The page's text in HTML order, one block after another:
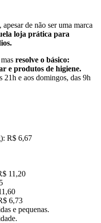
de não ser uma marca
loja prática para
resolve o básico:
e produtos de higiene.
21h e aos domingos, das 9h
R$ 6,67
11,20
6,73
e pequenas.